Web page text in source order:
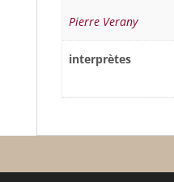
Pierre Verany
interprètes